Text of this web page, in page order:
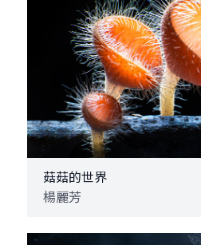
菇菇的世界
楊麗芳